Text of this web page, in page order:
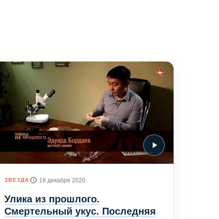
ЗВЕЗДА 16 декабря 2020
Улика из прошлого.
Смертельный укус. Последняя